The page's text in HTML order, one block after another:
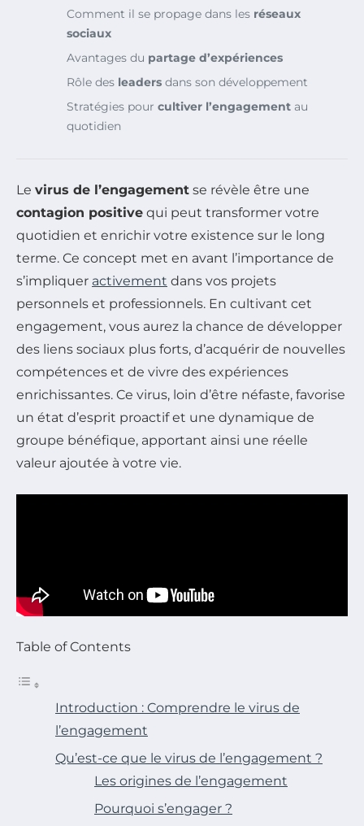
Comment il se propage dans les réseaux
sociaux
Avantages du partage d’expériences
Rôle des leaders dans son développement
Stratégies pour cultiver l’engagement au
quotidien
Le virus de l’engagement se révèle être une
contagion positive qui peut transformer votre
quotidien et enrichir votre existence sur le long
terme. Ce concept met en avant l’importance de
s’impliquer activement dans vos projets
personnels et professionnels. En cultivant cet
engagement, vous aurez la chance de développer
des liens sociaux plus forts, d’acquérir de nouvelles
compétences et de vivre des expériences
enrichissantes. Ce virus, loin d’être néfaste, favorise
un état d’esprit proactif et une dynamique de
groupe bénéfique, apportant ainsi une réelle
valeur ajoutée à votre vie.
Table of Contents
Introduction : Comprendre le virus de
l’engagement
Qu’est-ce que le virus de l’engagement ?
Les origines de l’engagement
Pourquoi s’engager ?